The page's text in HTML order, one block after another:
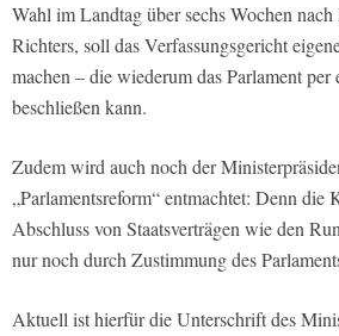
Wahl im Landtag über sechs Wochen
Richters, soll das Verfassungsgericht
machen – die wiederum das Parlament
beschließen kann.
Zudem wird auch noch der
„Parlamentsreform“ entmachtet: Denn die
Abschluss von Staatsverträgen wie den
nur noch durch Zustimmung des
Aktuell ist hierfür die Unterschrift des